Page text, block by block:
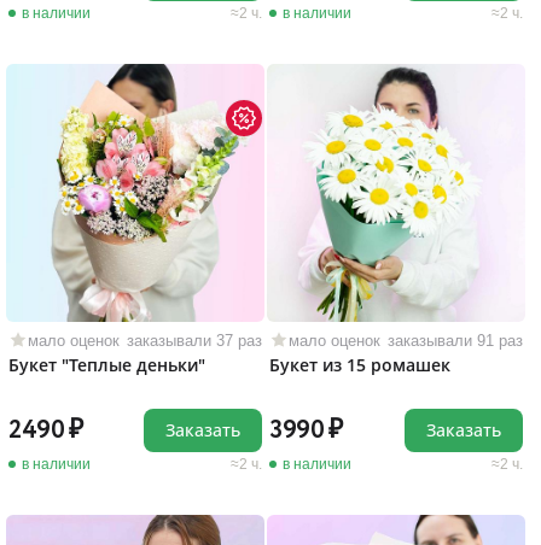
в наличии 2 ч. в наличии 2 ч.
мало оценок заказывали 37 раз
Букет "Теплые деньки"
2490
в наличии 2 ч.
Заказать
мало оценок заказывали 91 раз
Букет из 15 ромашек
3990
в наличии 2 ч.
Заказать